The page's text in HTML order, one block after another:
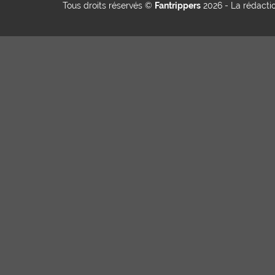
Tous droits réservés © Fantrippers 2026 - La